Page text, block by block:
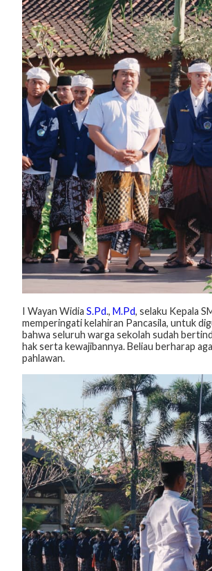
I Wayan Widia S.Pd., M.Pd, selaku Kepala
memperingati kelahiran Pancasila, untuk
bahwa seluruh warga sekolah sudah
hak serta kewajibannya. Beliau berharap
pahlawan.